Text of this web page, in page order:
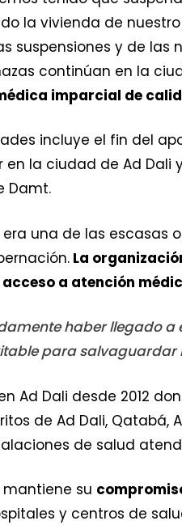
la vivienda de
suspensiones y de
continúan en la
imparcial de
incluye el fin del
en la ciudad de Ad
Damt.
era una de las
La
a atención
haber llegado a
para salvaguardar
Ad Dali desde 2012
de Ad Dali, Qatabá,
de salud
mantiene su
y centros de